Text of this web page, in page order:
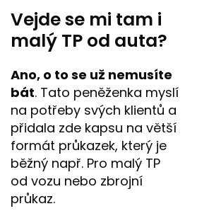
Vejde se mi tam i
malý TP od auta?
Ano, o to se už nemusíte
bát. Tato peněženka myslí
na potřeby svých klientů a
přidala zde kapsu na větší
formát průkazek, který je
běžný např. Pro malý TP
od vozu nebo zbrojní
průkaz.